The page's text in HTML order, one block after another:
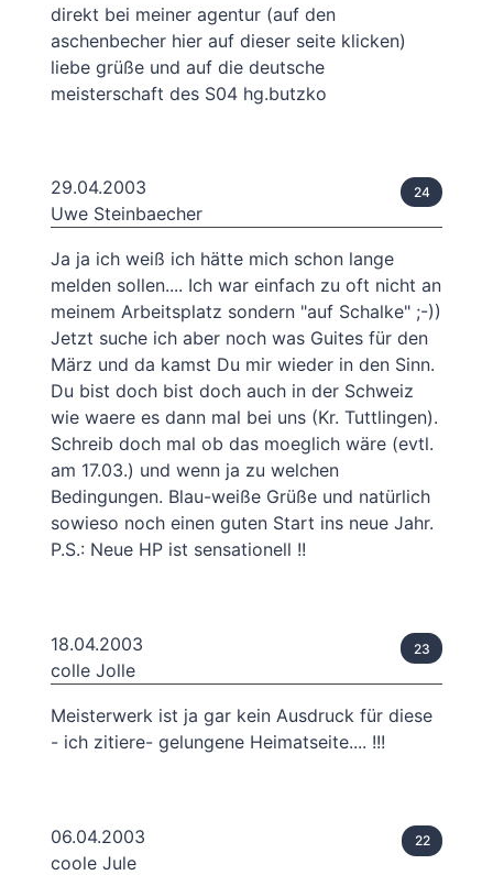
direkt bei meiner agentur (auf den
aschenbecher hier auf dieser seite klicken)
liebe grüße und auf die deutsche
meisterschaft des S04 hg.butzko
29.04.2003
Uwe Steinbaecher
24
Ja ja ich weiß ich hätte mich schon lange
melden sollen.... Ich war einfach zu oft nicht an
meinem Arbeitsplatz sondern "auf Schalke" ;-))
Jetzt suche ich aber noch was Guites für den
März und da kamst Du mir wieder in den Sinn.
Du bist doch bist doch auch in der Schweiz
wie waere es dann mal bei uns (Kr. Tuttlingen).
Schreib doch mal ob das moeglich wäre (evtl.
am 17.03.) und wenn ja zu welchen
Bedingungen. Blau-weiße Grüße und natürlich
sowieso noch einen guten Start ins neue Jahr.
P.S.: Neue HP ist sensationell !!
18.04.2003
colle Jolle
23
Meisterwerk ist ja gar kein Ausdruck für diese
- ich zitiere- gelungene Heimatseite.... !!!
06.04.2003
coole Jule
22